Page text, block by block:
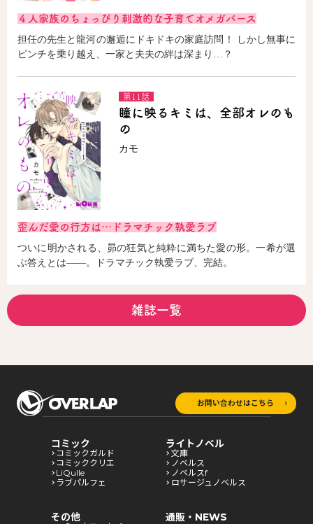
４人家族のちょっぴり刺激的な子育てオメガバース
担任の先生と龍河の邂逅にドキドキの家庭訪問！ しかし無事に
ピンチを乗り越え、一家と夫夫の絆は深まり…？
第11話
瞳に映るキミは、全部オレのも
の
カモ
歪んだ愛の行方は…ドラマチック執愛ラブ
ついに明かされる、昴の狂気と純粋に満ちた愛の形。一希が選
ぶ答えとは――。ドラマチック執愛ラブ、完結。
雑誌一覧
お問い合わせはこちら
コミック
コミックガルド
コミッククリエ
LiQulle
ラブパルフェ
ライトノベル
文庫
ノベルス
ノベルスf
ロサージュノベルス
その他 通販・NEWS